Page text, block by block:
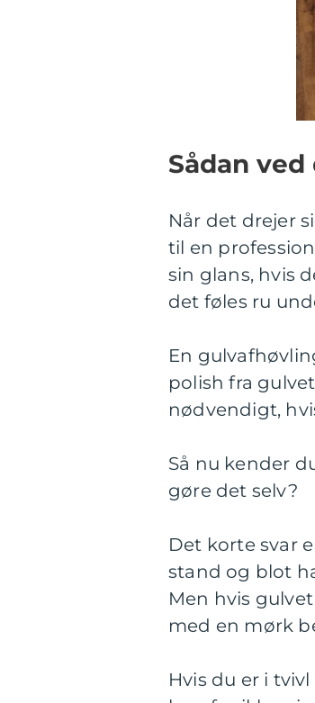
Sådan
Når det drejer
til en
sin glans, hvis
det føles ru
En
polish fra
nødvendigt,
Så nu kender
gøre det selv?
Det korte svar
stand og blot
Men hvis
med en mørk
Hvis du er i